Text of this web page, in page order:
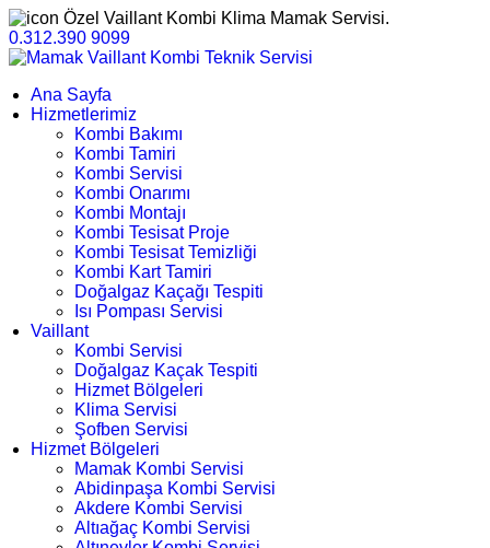
Özel Vaillant Kombi Klima Mamak Servisi.
0.312.390 9099
Ana Sayfa
Hizmetlerimiz
Kombi Bakımı
Kombi Tamiri
Kombi Servisi
Kombi Onarımı
Kombi Montajı
Kombi Tesisat Proje
Kombi Tesisat Temizliği
Kombi Kart Tamiri
Doğalgaz Kaçağı Tespiti
Isı Pompası Servisi
Vaillant
Kombi Servisi
Doğalgaz Kaçak Tespiti
Hizmet Bölgeleri
Klima Servisi
Şofben Servisi
Hizmet Bölgeleri
Mamak Kombi Servisi
Abidinpaşa Kombi Servisi
Akdere Kombi Servisi
Altıağaç Kombi Servisi